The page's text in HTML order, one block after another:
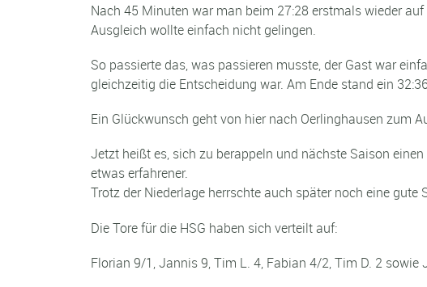
Nach 45 Minuten war man beim 27:28 erstmals wieder
Ausgleich wollte einfach nicht gelingen.
So passierte das, was passieren musste, der Gast war
gleichzeitig die Entscheidung war. Am Ende stand ein
Ein Glückwunsch geht von hier nach Oerlinghausen zum
Jetzt heißt es, sich zu berappeln und nächste Saison
etwas erfahrener.
Trotz der Niederlage herrschte auch später noch eine gute
Die Tore für die HSG haben sich verteilt auf:
Florian 9/1, Jannis 9, Tim L. 4, Fabian 4/2, Tim D. 2